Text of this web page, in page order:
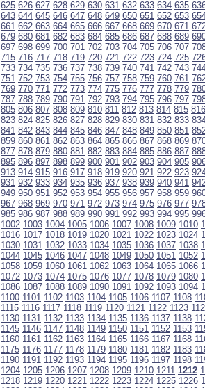
625 626 627 628 629 630 631 632 633 634 635
643 644 645 646 647 648 649 650 651 652 653
661 662 663 664 665 666 667 668 669 670 671
679 680 681 682 683 684 685 686 687 688 689
697 698 699 700 701 702 703 704 705 706 707
715 716 717 718 719 720 721 722 723 724 725
733 734 735 736 737 738 739 740 741 742 743
751 752 753 754 755 756 757 758 759 760 761
769 770 771 772 773 774 775 776 777 778 779
787 788 789 790 791 792 793 794 795 796 797
805 806 807 808 809 810 811 812 813 814 815 816
823 824 825 826 827 828 829 830 831 832 833
841 842 843 844 845 846 847 848 849 850 851
859 860 861 862 863 864 865 866 867 868 869
877 878 879 880 881 882 883 884 885 886 887
895 896 897 898 899 900 901 902 903 904 905
913 914 915 916 917 918 919 920 921 922 923
931 932 933 934 935 936 937 938 939 940 941
949 950 951 952 953 954 955 956 957 958 959
967 968 969 970 971 972 973 974 975 976 977
985 986 987 988 989 990 991 992 993 994 995
1002 1003 1004 1005 1006 1007 1008 1009 1010
1016 1017 1018 1019 1020 1021 1022 1023 1024
1030 1031 1032 1033 1034 1035 1036 1037 1038
1044 1045 1046 1047 1048 1049 1050 1051 1052
1058 1059 1060 1061 1062 1063 1064 1065 1066
1072 1073 1074 1075 1076 1077 1078 1079 1080
1086 1087 1088 1089 1090 1091 1092 1093 1094
1100 1101 1102 1103 1104 1105 1106 1107 1108
1115 1116 1117 1118 1119 1120 1121 1122 1123
1130 1131 1132 1133 1134 1135 1136 1137 1138
1145 1146 1147 1148 1149 1150 1151 1152 1153
1160 1161 1162 1163 1164 1165 1166 1167 1168
1175 1176 1177 1178 1179 1180 1181 1182 1183
1190 1191 1192 1193 1194 1195 1196 1197 1198
1204 1205 1206 1207 1208 1209 1210 1211 1212
1218 1219 1220 1221 1222 1223 1224 1225 1226